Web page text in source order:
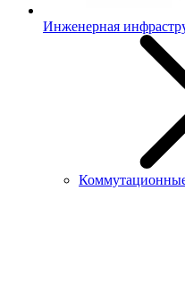
Инженерная